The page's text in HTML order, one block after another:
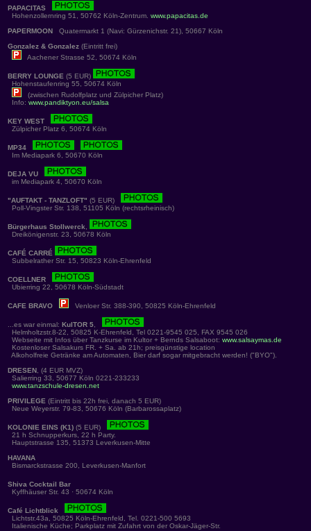
PAPACITAS
Hohenzollernring 51, 50762 Köln-Zentrum. www.papacitas.de
PAPERMOON Quatermarkt 1 (Navi: Gürzenichstr. 21), 50667 Köln
Gonzalez & Gonzalez (Eintritt frei)
Aachener Strasse 52, 50674 Köln
BERRY LOUNGE (5 EUR)
Hohenstaufenring 55, 50674 Köln
(zwischen Rudolfplatz und Zülpicher Platz)
Info: www.pandiktyon.eu/salsa
KEY WEST
Zülpicher Platz 6, 50674 Köln
MP34
Im Mediapark 6, 50670 Köln
DEJA VU
im Mediapark 4, 50670 Köln
"AUFTAKT - TANZLOFT" (5 EUR)
Poll-Vingster Str. 138, 51105 Köln (rechtsrheinisch)
Bürgerhaus Stollwerck,
Dreikönigenstr. 23, 50678 Köln
CAFÉ CARRÉ
Subbelrather Str. 15, 50823 Köln-Ehrenfeld
COELLNER
Ubierring 22, 50678 Köln-Südstadt
CAFE BRAVO Venloer Str. 388-390, 50825 Köln-Ehrenfeld
...es war einmal: KulTOR 5,
Helmholtzstr.8-22, 50825 K-Ehrenfeld, Tel 0221-9545 025, FAX 9545 026
Webseite mit Infos über Tanzkurse im Kultor + Bernds Salsaboot: www.salsaymas.de
Kostenloser Salsakurs FR. + Sa. ab 21h; preisgünstige location
Alkoholfreie Getränke am Automaten, Bier darf sogar mitgebracht werden! ("BYO").
DRESEN, (4 EUR MVZ)
Salierring 33, 50677 Köln 0221-233233
www.tanzschule-dresen.net
PRIVILEGE (Eintritt bis 22h frei, danach 5 EUR)
Neue Weyerstr. 79-83, 50676 Köln (Barbarossaplatz)
KOLONIE EINS (K1) (5 EUR)
21 h Schnupperkurs, 22 h Party.
Hauptstrasse 135, 51373 Leverkusen-Mitte
HAVANA
Bismarckstrasse 200, Leverkusen-Manfort
Shiva Cocktail Bar
Kyffhäuser Str. 43 · 50674 Köln
Café Lichtblick
Lichtstr.43a, 50825 Köln-Ehrenfeld, Tel. 0221-500 5693
Italienische Küche; Parkplatz mit Zufahrt von der Oskar-Jäger-Str.